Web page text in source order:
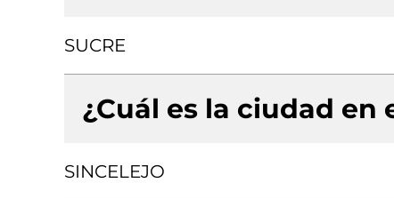
SUCRE
¿Cuál es la ciudad en
SINCELEJO